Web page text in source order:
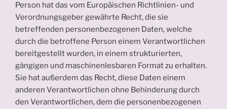
Person hat das vom Europäischen Richtlinien- und
Verordnungsgeber gewährte Recht, die sie
betreffenden personenbezogenen Daten, welche
durch die betroffene Person einem Verantwortlichen
bereitgestellt wurden, in einem strukturierten,
gängigen und maschinenlesbaren Format zu erhalten.
Sie hat außerdem das Recht, diese Daten einem
anderen Verantwortlichen ohne Behinderung durch
den Verantwortlichen, dem die personenbezogenen